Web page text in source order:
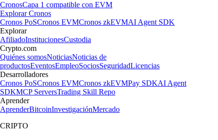
CronosCapa 1 compatible con EVM
Explorar Cronos
Cronos PoSCronos EVMCronos zkEVMAI Agent SDK
Explorar
AfiliadoInstitucionesCustodia
Crypto.com
Quiénes somosNoticiasNoticias de
productosEventosEmpleoSociosSeguridadLicencias
Desarrolladores
Cronos PoSCronos EVMCronos zkEVMPay SDKAI Agent
SDKMCP ServersTrading Skill Repo
Aprender
AprenderBitcoinInvestigaciónMercado
CRIPTO